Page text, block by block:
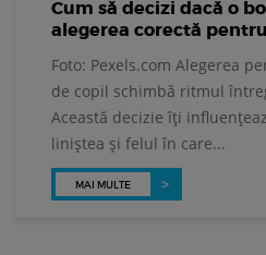
Cum să decizi dacă o
alegerea corectă
Foto: Pexels.com Alegerea
de copil schimbă ritmul
Această decizie îți
liniștea și felul în care...
MAI MULTE